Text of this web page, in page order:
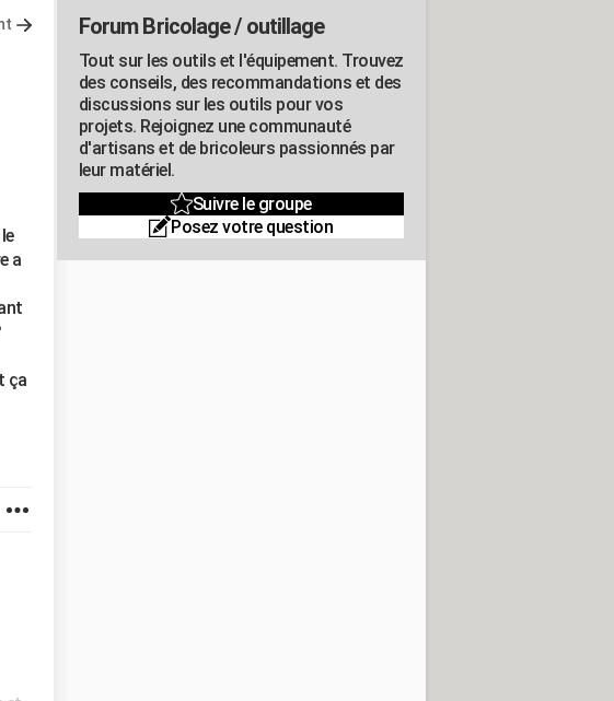
a
ça
Forum Bricolage / outillage
Tout sur les outils et l'équipement. Trouvez
des conseils, des recommandations et des
discussions sur les outils pour vos
projets. Rejoignez une communauté
d'artisans et de bricoleurs passionnés par
leur matériel.
Suivre le groupe
Posez votre question